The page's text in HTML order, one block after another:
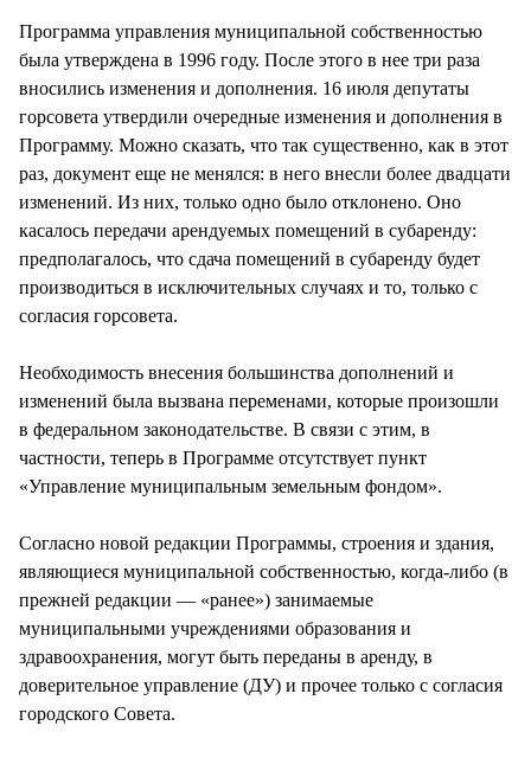
Программа управления муниципальной собственностью
была утверждена в 1996 году. После этого в нее три раза
вносились изменения и дополнения. 16 июля депутаты
горсовета утвердили очередные изменения и дополнения в
Программу. Можно сказать, что так существенно, как в этот
раз, документ еще не менялся: в него внесли более двадцати
изменений. Из них, только одно было отклонено. Оно
касалось передачи арендуемых помещений в субаренду:
предполагалось, что сдача помещений в субаренду будет
производиться в исключительных случаях и то, только с
согласия горсовета.
Необходимость внесения большинства дополнений и
изменений была вызвана переменами, которые произошли
в федеральном законодательстве. В связи с этим, в
частности, теперь в Программе отсутствует пункт
«Управление муниципальным земельным фондом».
Согласно новой редакции Программы, строения и здания,
являющиеся муниципальной собственностью, когда-либо (в
прежней редакции — «ранее») занимаемые
муниципальными учреждениями образования и
здравоохранения, могут быть переданы в аренду, в
доверительное управление (ДУ) и прочее только с согласия
городского Совета.